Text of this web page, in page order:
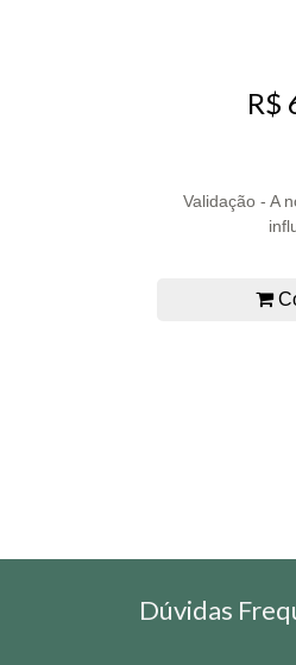
R$
Validação - A
Dúvidas